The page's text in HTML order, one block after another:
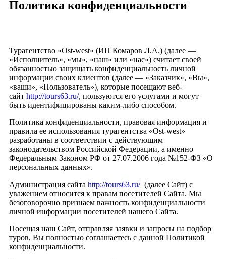
Политика конфиденциальности
Турагентство «Ost-west» (ИП Комаров Л.А.) (далее —
«Исполнитель», «мы», «наш» или «нас») считает своей
обязанностью защищать конфиденциальность личной
информации своих клиентов (далее — «Заказчик», «Вы»,
«ваши», «Пользователь»), которые посещают веб-
сайт http://tours63.ru/, пользуются его услугами и могут
быть идентифицированы каким-либо способом.
Политика конфиденциальности, правовая информация и
правила ее использования турагентства «Ost-west»
разработаны в соответствии с действующим
законодательством Российской Федерации, а именно
Федеральным Законом РФ от 27.07.2006 года №152-ФЗ «О
персональных данных».
Администрация сайта http://tours63.ru/(далее Сайт) с
уважением относится к правам посетителей Сайта. Мы
безоговорочно признаем важность конфиденциальности
личной информации посетителей нашего Сайта.
Посещая наш Сайт, отправляя заявки и запросы на подбор
туров, Вы полностью соглашаетесь с данной Политикой
конфиденциальности.